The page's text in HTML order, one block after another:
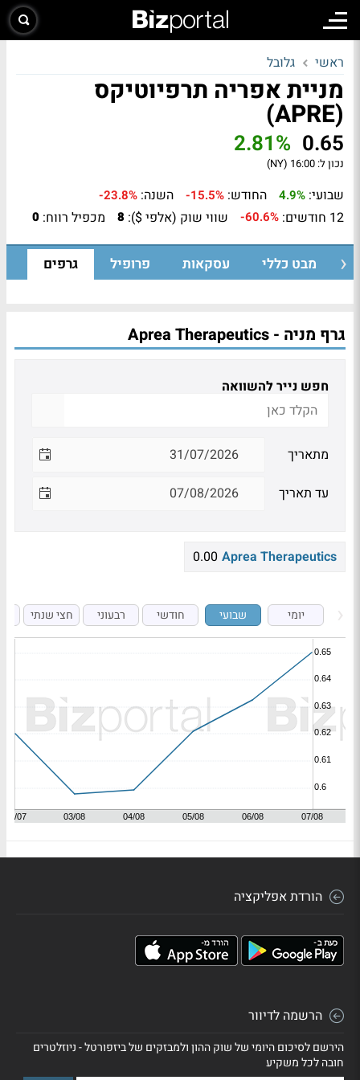
ראשי גלובל
מניית אפריה תרפיוטיקס
(APRE)
0.65
2.81%
נכון ל: 16:00 (NY)
שבועי: 4.9% החודש: -15.5% השנה: -23.8%
12 חודשים: -60.6% שווי שוק (אלפי $): 8 מכפיל רווח: 0
מבט כללי עסקאות פרופיל גרפים
גרף מניה - Aprea Therapeutics
חפש נייר להשוואה
מתאריך
עד תאריך
Aprea Therapeutics
0.00
יומי שבועי חודשי רבעוני חצי שנתי
הורדת אפליקציה
הרשמה לדיוור
הירשם לסיכום היומי של שוק ההון ולמבזקים של ביזפורטל - ניוזלטרים
חובה לכל משקיע